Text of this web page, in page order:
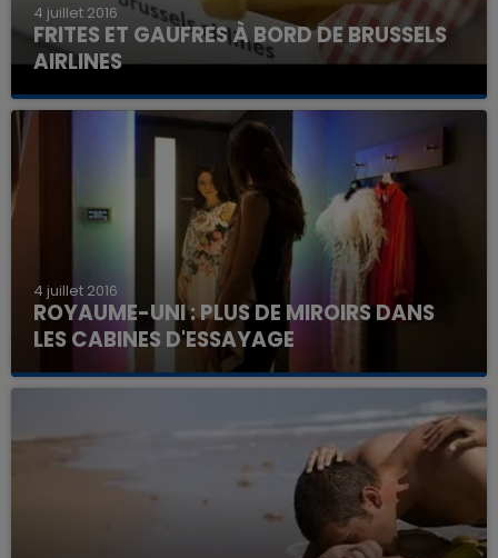
4 juillet 2016
FRITES ET GAUFRES À BORD DE BRUSSELS
AIRLINES
4 juillet 2016
ROYAUME-UNI : PLUS DE MIROIRS DANS
LES CABINES D'ESSAYAGE